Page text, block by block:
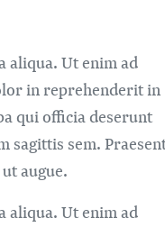
aliqua. Ut enim ad
in reprehenderit in
qui officia deserunt
sagittis sem.
augue.
aliqua. Ut enim ad